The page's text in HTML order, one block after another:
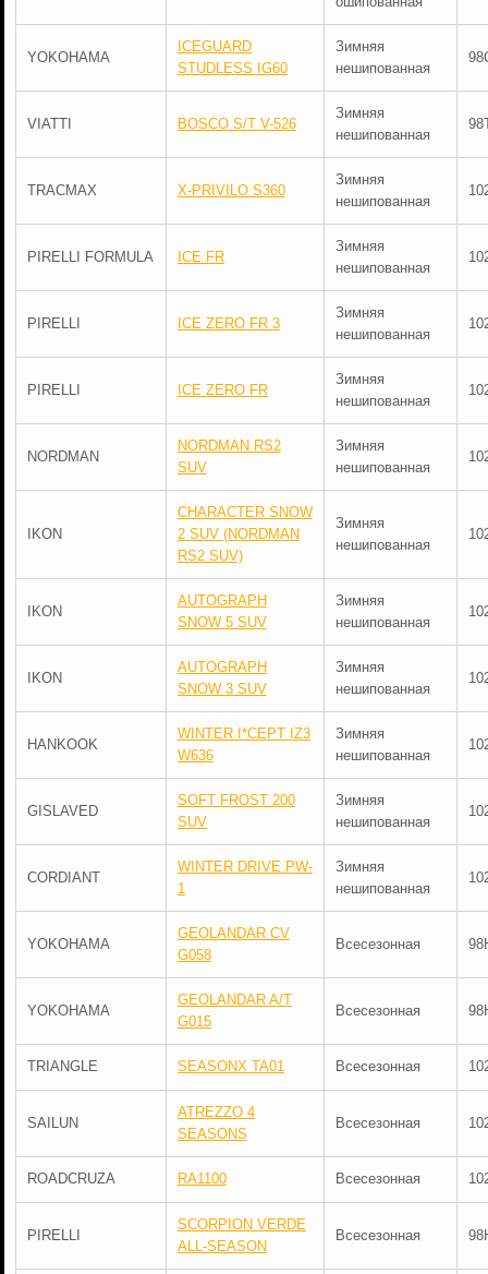
YOKOHAMA
ICEGUARD
STUDLESS IG60
Зимняя
нешипованная
VIATTI BOSCO S/T V-526
Зимняя
нешипованная
TRACMAX X-PRIVILO S360
Зимняя
нешипованная
PIRELLI FORMULA ICE FR
Зимняя
нешипованная
PIRELLI ICE ZERO FR 3
Зимняя
нешипованная
PIRELLI ICE ZERO FR
Зимняя
нешипованная
NORDMAN
NORDMAN RS2
SUV
Зимняя
нешипованная
IKON
CHARACTER SNOW
2 SUV (NORDMAN
RS2 SUV)
Зимняя
нешипованная
IKON
AUTOGRAPH
SNOW 5 SUV
Зимняя
нешипованная
IKON
AUTOGRAPH
SNOW 3 SUV
Зимняя
нешипованная
HANKOOK
WINTER I*CEPT IZ3
W636
Зимняя
нешипованная
GISLAVED
SOFT FROST 200
SUV
Зимняя
нешипованная
CORDIANT
WINTER DRIVE PW-
1
Зимняя
нешипованная
YOKOHAMA
GEOLANDAR CV
G058
Всесезонная
YOKOHAMA
GEOLANDAR A/T
G015
Всесезонная
TRIANGLE SEASONX TA01 Всесезонная
SAILUN
ATREZZO 4
SEASONS
Всесезонная
ROADCRUZA RA1100 Всесезонная
PIRELLI
SCORPION VERDE
ALL-SEASON
Всесезонная